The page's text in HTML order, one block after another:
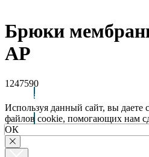
Arctic Point
Брюки
AP
1247590
Используя данный сайт, вы даете
файлов cookie, помогающих нам
ОК